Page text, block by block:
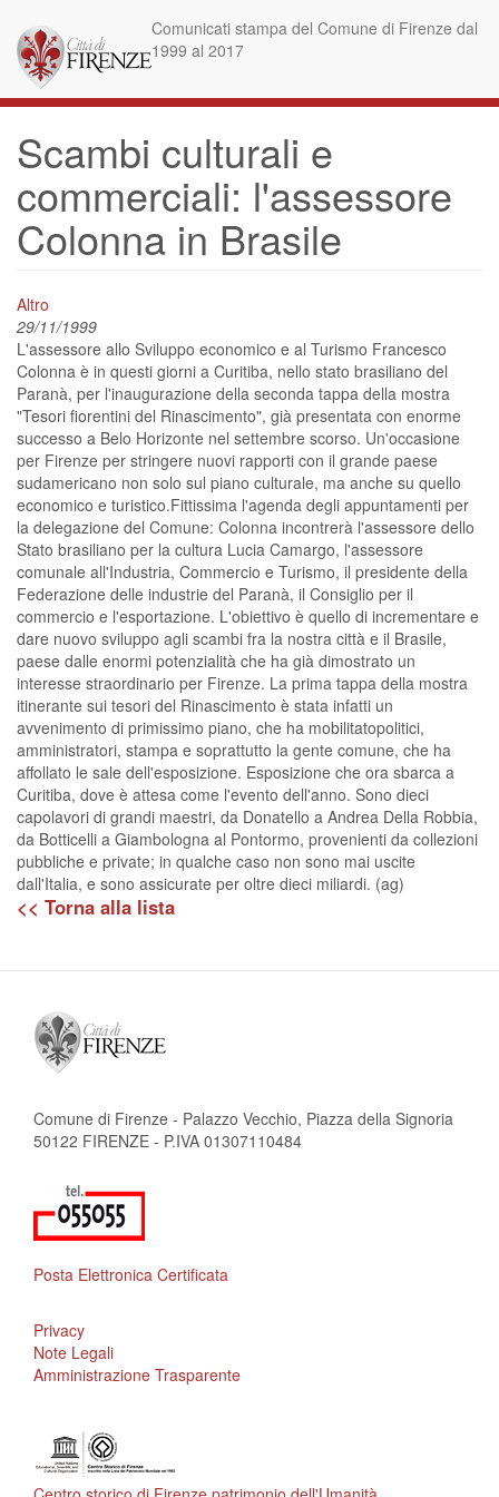
main
content
Comunicati stampa del Comune di Firenze dal
1999 al 2017
Scambi culturali e
commerciali: l'assessore
Colonna in Brasile
Altro
29/11/1999
L'assessore allo Sviluppo economico e al Turismo Francesco
Colonna è in questi giorni a Curitiba, nello stato brasiliano del
Paranà, per l'inaugurazione della seconda tappa della mostra
"Tesori fiorentini del Rinascimento", già presentata con enorme
successo a Belo Horizonte nel settembre scorso. Un'occasione
per Firenze per stringere nuovi rapporti con il grande paese
sudamericano non solo sul piano culturale, ma anche su quello
economico e turistico.Fittissima l'agenda degli appuntamenti per
la delegazione del Comune: Colonna incontrerà l'assessore dello
Stato brasiliano per la cultura Lucia Camargo, l'assessore
comunale all'Industria, Commercio e Turismo, il presidente della
Federazione delle industrie del Paranà, il Consiglio per il
commercio e l'esportazione. L'obiettivo è quello di incrementare e
dare nuovo sviluppo agli scambi fra la nostra città e il Brasile,
paese dalle enormi potenzialità che ha già dimostrato un
interesse straordinario per Firenze. La prima tappa della mostra
itinerante sui tesori del Rinascimento è stata infatti un
avvenimento di primissimo piano, che ha mobilitatopolitici,
amministratori, stampa e soprattutto la gente comune, che ha
affollato le sale dell'esposizione. Esposizione che ora sbarca a
Curitiba, dove è attesa come l'evento dell'anno. Sono dieci
capolavori di grandi maestri, da Donatello a Andrea Della Robbia,
da Botticelli a Giambologna al Pontormo, provenienti da collezioni
pubbliche e private; in qualche caso non sono mai uscite
dall'Italia, e sono assicurate per oltre dieci miliardi. (ag)
<< Torna alla lista
Comune di Firenze - Palazzo Vecchio, Piazza della Signoria
50122 FIRENZE - P.IVA 01307110484
Posta Elettronica Certificata
Privacy
Note Legali
Amministrazione Trasparente